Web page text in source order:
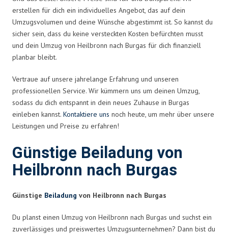
erstellen für dich ein individuelles Angebot, das auf dein
Umzugsvolumen und deine Wünsche abgestimmt ist. So kannst du
sicher sein, dass du keine versteckten Kosten befürchten musst
und dein Umzug von Heilbronn nach Burgas für dich finanziell
planbar bleibt.
Vertraue auf unsere jahrelange Erfahrung und unseren
professionellen Service. Wir kümmern uns um deinen Umzug,
sodass du dich entspannt in dein neues Zuhause in Burgas
einleben kannst. Kontaktiere uns noch heute, um mehr über unsere
Leistungen und Preise zu erfahren!
Günstige Beiladung von
Heilbronn nach Burgas
Günstige Beiladung von Heilbronn nach Burgas
Du planst einen Umzug von Heilbronn nach Burgas und suchst ein
zuverlässiges und preiswertes Umzugsunternehmen? Dann bist du